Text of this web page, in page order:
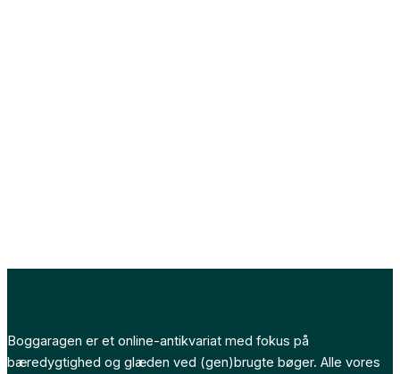
Boggaragen er et online-antikvariat med fokus på
bæredygtighed og glæden ved (gen)brugte bøger. Alle vores